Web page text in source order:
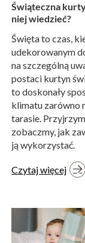
Świąteczna
niej wiedzieć?
Święta to czas,
udekorowanym
na szczególną
postaci kurtyn
to doskonały
klimatu zarówno
tarasie.
zobaczmy, jak
ją wykorzystać.
Czytaj więcej